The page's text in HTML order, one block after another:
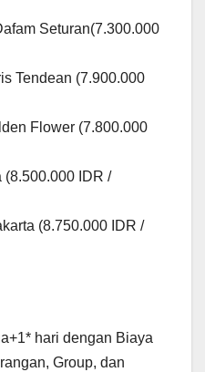
Seturan(7.300.000
Tendean (7.900.000
Flower (7.800.000
(8.500.000 IDR /
(8.750.000 IDR /
hari dengan Biaya
Group, dan